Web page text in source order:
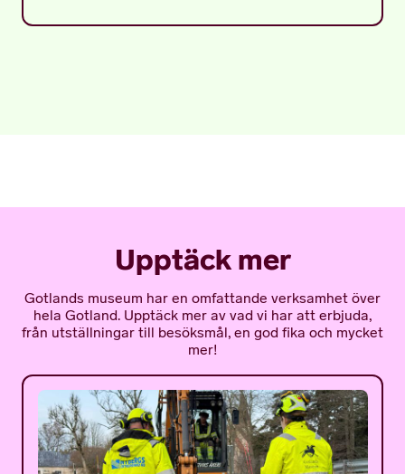
Upptäck mer
Gotlands museum har en omfattande verksamhet över
hela Gotland. Upptäck mer av vad vi har att erbjuda,
från utställningar till besöksmål, en god fika och mycket
mer!